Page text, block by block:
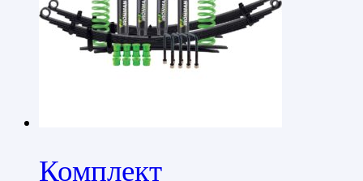
Комплект